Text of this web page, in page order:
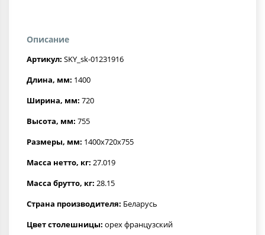
Описание
Артикул: SKY_sk-01231916
Длина, мм: 1400
Ширина, мм: 720
Высота, мм: 755
Размеры, мм: 1400x720x755
Масса нетто, кг: 27.019
Масса брутто, кг: 28.15
Страна производителя: Беларусь
Цвет столешницы: орех французский